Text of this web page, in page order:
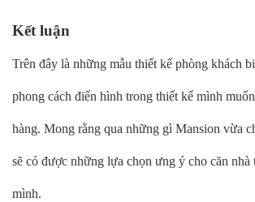
Kết luận
Trên đây là những mẫu thiết kế phòng khách
phong cách điển hình trong thiết kế mình
hàng. Mong rằng qua những gì Mansion vừa
sẽ có được những lựa chọn ưng ý cho căn nhà
mình.